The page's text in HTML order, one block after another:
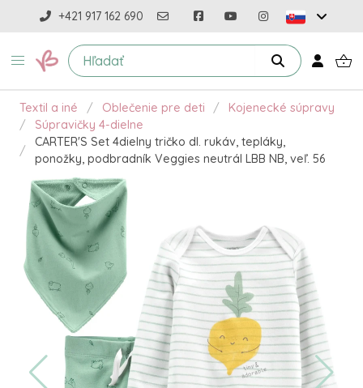
+421 917 162 690
Textil a iné Oblečenie pre deti
Kojenecké súpravy
Súpravičky 4-dielne
CARTER'S Set 4dielny tričko dl. rukáv, tepláky,
ponožky, podbradník Veggies neutrál LBB NB, veľ. 56